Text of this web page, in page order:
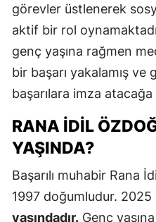
görevler üstlenerek
aktif bir rol
genç yaşına rağmen
bir başarı yakalamış
başarılara imza
RANA İDIL
YAŞINDA?
Başarılı muhabir Rana
1997 doğumludur. 2025
yaşındadır. Genç